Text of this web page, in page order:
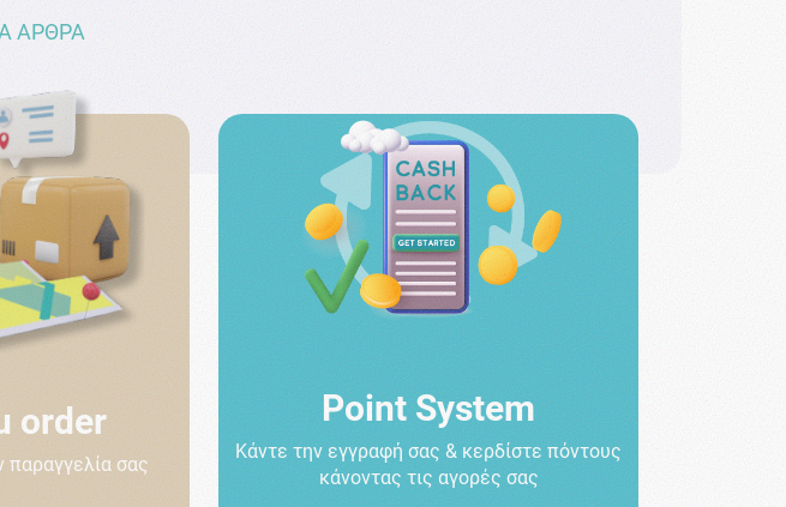
ΑΡΘΡΑ
order
παραγγελία σας
Point System
Κάντε την εγγραφή σας & κερδίστε πόντους
κάνοντας τις αγορές σας